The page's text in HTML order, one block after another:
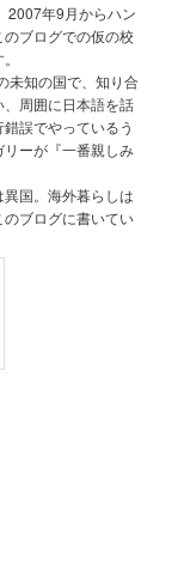
2007年9月からハン
ブログでの仮の校
未知の国で、知り合
周囲に日本語を話
誤でやっているう
ーが『一番親しみ
国。海外暮らしは
ブログに書いてい